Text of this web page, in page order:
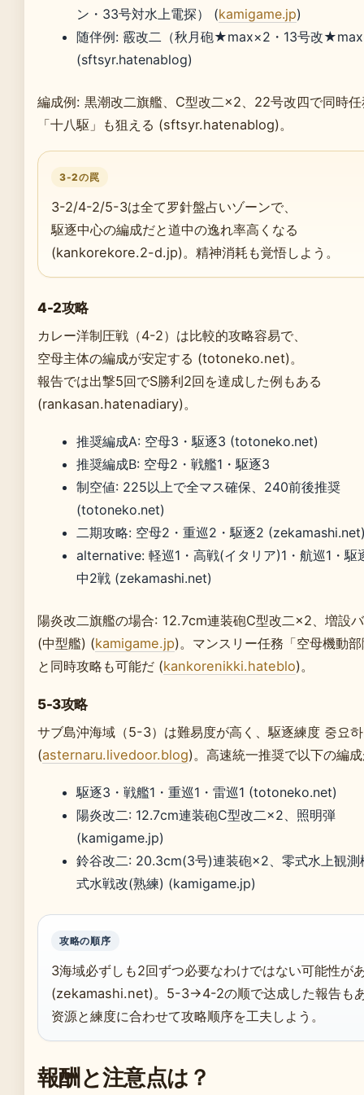
ン・33号対水上電探） (kamigame.jp)
随伴例: 霰改二（秋月砲★max×2・13号改
(sftsyr.hatenablog)
編成例: 黒潮改二旗艦、C型改二×2、22号改四で同時
「十八駆」も狙える (sftsyr.hatenablog)。
3-2の罠
3-2/4-2/5-3は全て罗針盤占いゾーンで、
駆逐中心の編成だと道中の逸れ率高くなる
(kankorekore.2-d.jp)。精神消耗も覚悟しよう。
4-2攻略
カレー洋制圧戦（4-2）は比較的攻略容易で、
空母主体の編成が安定する (totoneko.net)。
報告では出撃5回でS勝利2回を達成した例もある
(rankasan.hatenadiary)。
推奨編成A: 空母3・駆逐3 (totoneko.net)
推奨編成B: 空母2・戦艦1・駆逐3
制空値: 225以上で全マス確保、240前後推奨
(totoneko.net)
二期攻略: 空母2・重巡2・駆逐2
alternative: 軽巡1・高戦(イタリア)1・航巡1・駆
中2戦 (zekamashi.net)
陽炎改二旗艦の場合: 12.7cm連装砲C型改二×2、増設
(中型艦) (kamigame.jp)。マンスリー任務「空母機動
と同時攻略も可能だ (kankorenikki.hateblo)。
5-3攻略
サブ島沖海域（5-3）は難易度が高く、駆逐練度 중요
(asternaru.livedoor.blog)。高速統一推奨で以下の編
駆逐3・戦艦1・重巡1・雷巡1 (totoneko.net)
陽炎改二: 12.7cm連装砲C型改二×2、照明弾
(kamigame.jp)
鈴谷改二: 20.3cm(3号)連装砲×2、零式水上観測
式水戦改(熟練) (kamigame.jp)
攻略の順序
3海域必ずしも2回ずつ必要なわけではない可能性が
(zekamashi.net)。5-3→4-2の顺で达成した報告も
资源と練度に合わせて攻略顺序を工夫しよう。
報酬と注意点は？